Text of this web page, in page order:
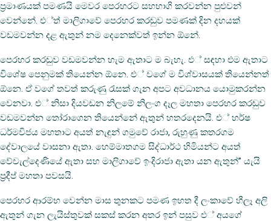
ප‍්‍රමාණයක් පමණයි මෙවර පෙරහරට සහභාගි කරවන්න පුළුවන්
වෙන්නේ. එ්ත් මාලිගාවේ පෙරහර කරඬුව පමණක් දින දහයක්
වඩමවන්න දළ ඇතුන් නම දෙනෙක්වත් ඉන්න ඕනේ.
පෙරහර කරඬුව වඩමවන්න හැම ඇතාට ම බැහැ. එ් සඳහා එම ඇතාට
විශේෂ පෙනුමක් තියෙන්න ඕනෙ. එ් වගේ ම විශ්වාසයක් තියෙන්නත්
ඕනෙ. ඒ වගේ තවත් කරුණු රැසක් ගැන අපට අවධානය යොමුකරන්න
වෙනවා. එ් නිසා දියවඩන නිලමේ නිලංග දෑල මහතා පෙරහර කරඬුව
වඩමවන්න තෝරාගෙන තියෙන්නේ ඇතුන් හතරදෙනයි. එ් හර්ෂ
ධර්මවිජය මහතාට අයත් නැඳුන් ගමුවේ රාජා, රුහුණු කතරගම
දේවාලයේ වාසනා ඇතා. හෙම්මාතගම සිද්ධාර්ථ හිමියන්ට අයත්
වේවැල්දෙණියේ ඇතා සහ මාලිගාවේ ඉංදිරාජා ඇතා යන ඇතුන්” යැයි
ප‍්‍රදීප් මහතා පවසයි.
පෙරහර ආරම්භ වෙන්න මාස තුනකට පමණ ඉහත දී ලංකාවේ හීලෑ අලි
ඇතුන් ගැන ලැයිස්තුවක් සකස් කරන අතර ඉන් පසුව එ් අයගේ